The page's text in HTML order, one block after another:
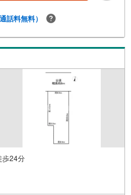
話が繋がりやすくなっておりま
日時をご記入いただけますとス
**住宅ローン**諸費用込融資や
得意としており、最適な銀行
ム**理想の間取り、テイストを
ームプランナーの同行も可能で
通話料無料）
歩24分